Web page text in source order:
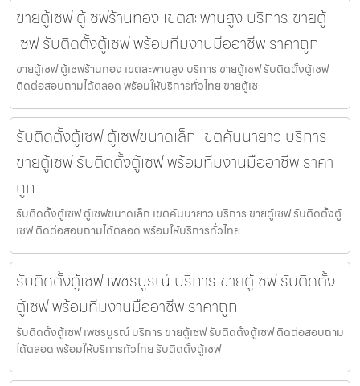
ขายตู้เซฟ ตู้เซฟร้านทอง เขตสะพานสูง บริการ ขายตู้
เซฟ รับติดตั้งตู้เซฟ พร้อมทีมงานมืออาชีพ ราคาถูก
ขายตู้เซฟ ตู้เซฟร้านทอง เขตสะพานสูง บริการ ขายตู้เซฟ รับติดตั้งตู้เซฟ
ติดต่อสอบถามได้ตลอด พร้อมให้บริการทั่วไทย ขายตู้เซ
รับติดตั้งตู้เซฟ ตู้เซฟขนาดเล็ก เขตคันนายาว บริการ
ขายตู้เซฟ รับติดตั้งตู้เซฟ พร้อมทีมงานมืออาชีพ ราคา
ถูก
รับติดตั้งตู้เซฟ ตู้เซฟขนาดเล็ก เขตคันนายาว บริการ ขายตู้เซฟ รับติดตั้งตู้
เซฟ ติดต่อสอบถามได้ตลอด พร้อมให้บริการทั่วไทย
รับติดตั้งตู้เซฟ เพชรบูรณ์ บริการ ขายตู้เซฟ รับติดตั้ง
ตู้เซฟ พร้อมทีมงานมืออาชีพ ราคาถูก
รับติดตั้งตู้เซฟ เพชรบูรณ์ บริการ ขายตู้เซฟ รับติดตั้งตู้เซฟ ติดต่อสอบถาม
ได้ตลอด พร้อมให้บริการทั่วไทย รับติดตั้งตู้เซฟ